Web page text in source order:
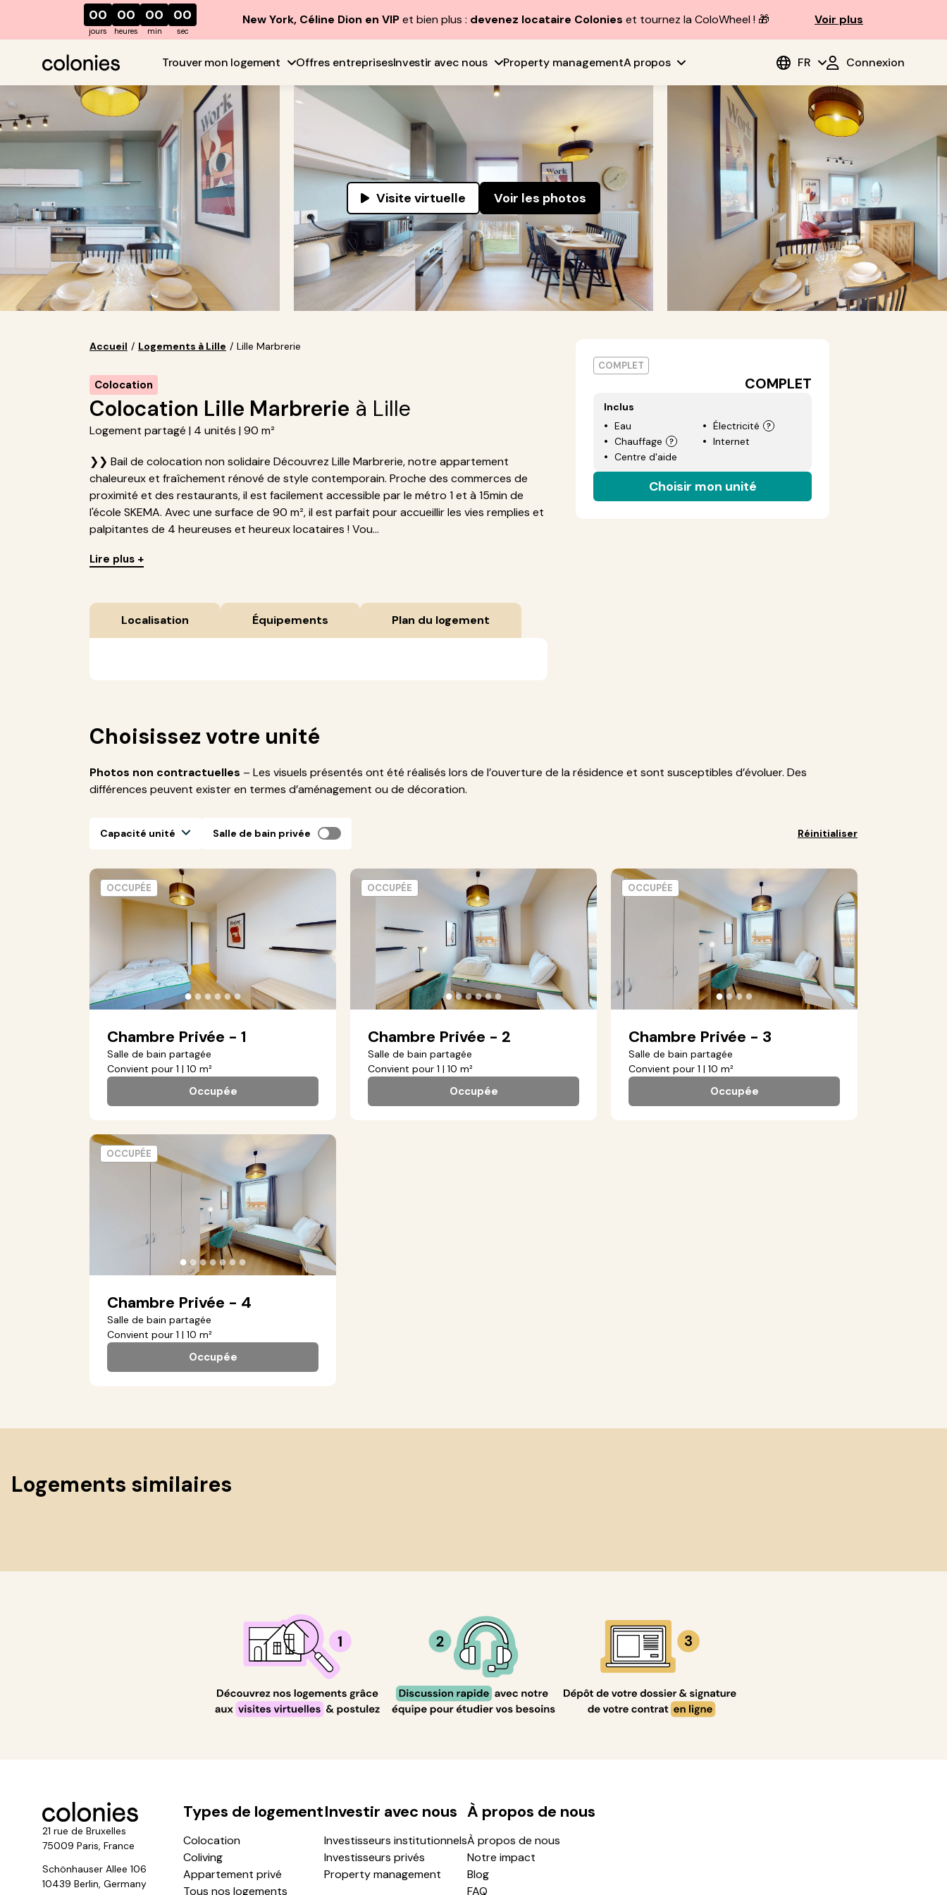
00
jours
00
heures
00
min
00
sec
New York, Céline Dion en VIPet bien plus : devenez locataire Colonies et tournez la ColoWheel ! 🎁 Voir plus
Trouver mon logement Offres entreprisesInvestir avec nous Property managementA propos FR Connexion
Visite virtuelle Voir les photos
Accueil / Logements à Lille / Lille Marbrerie
Colocation
Colocation Lille Marbrerie à Lille
Logement partagé | 4 unités | 90 m²
❯❯ Bail de colocation non solidaire Découvrez Lille Marbrerie, notre appartement
chaleureux et fraîchement rénové de style contemporain. Proche des commerces de
proximité et des restaurants, il est facilement accessible par le métro 1 et à 15min de
l'école SKEMA. Avec une surface de 90 m², il est parfait pour accueillir les vies remplies et
palpitantes de 4 heureuses et heureux locataires ! Vou...
Lire plus +
Localisation Équipements Plan du logement
COMPLET
COMPLET
Inclus
Eau
Électricité
Chauffage
Internet
Centre d'aide
Choisir mon unité
Choisissez votre unité
Photos non contractuelles – Les visuels présentés ont été réalisés lors de l’ouverture de la résidence et sont susceptibles d’évoluer. Des
différences peuvent exister en termes d’aménagement ou de décoration.
Capacité unité Salle de bain privée Réinitialiser
●●●●●●
Chambre Privée - 1
Salle de bain partagée
Convient pour 1 | 10 m²
Occupée
OCCUPÉE
●●●●●●
Chambre Privée - 2
Salle de bain partagée
Convient pour 1 | 10 m²
Occupée
OCCUPÉE
●●●●
Chambre Privée - 3
Salle de bain partagée
Convient pour 1 | 10 m²
Occupée
OCCUPÉE
●●●●●●●
Chambre Privée - 4
Salle de bain partagée
Convient pour 1 | 10 m²
Occupée
OCCUPÉE
Logements similaires
21 rue de Bruxelles
75009 Paris, France
Schönhauser Allee 106
10439 Berlin, Germany
Types de logement
Colocation
Coliving
Appartement privé
Tous nos logements
Investir avec nous
Investisseurs institutionnels
Investisseurs privés
Property management
À propos de nous
À propos de nous
Notre impact
Blog
FAQ